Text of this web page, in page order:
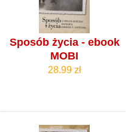
Sposób życia - ebook
MOBI
28.99 zł